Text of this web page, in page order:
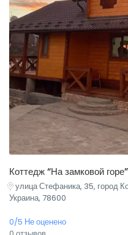
Коттедж “На замковой горе”
улица Стефаника, 35, город
Украина, 78600
0/5 Не оценено